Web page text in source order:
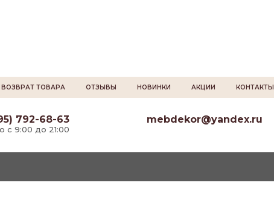
ВОЗВРАТ ТОВАРА ОТЗЫВЫ НОВИНКИ АКЦИИ КОНТАКТЫ
792-68-63
с 9:00 до 21:00
mebdekor@yandex.ru